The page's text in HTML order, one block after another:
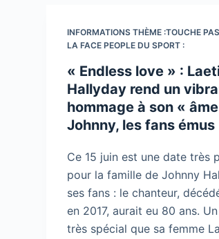
INFORMATIONS THÈME :TOUCHE
LA FACE PEOPLE DU SPORT :
« Endless love » :
Hallyday rend un
hommage à son «
Johnny, les fans émus
Ce 15 juin est une date très
pour la famille de Johnny
ses fans : le chanteur,
en 2017, aurait eu 80 ans.
très spécial que sa femme